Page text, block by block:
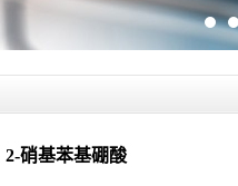
2-硝基苯基硼酸